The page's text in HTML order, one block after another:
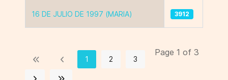
16 DE JULIO DE 1997 (MARIA) 3912
Page 1 of 3
1 2 3